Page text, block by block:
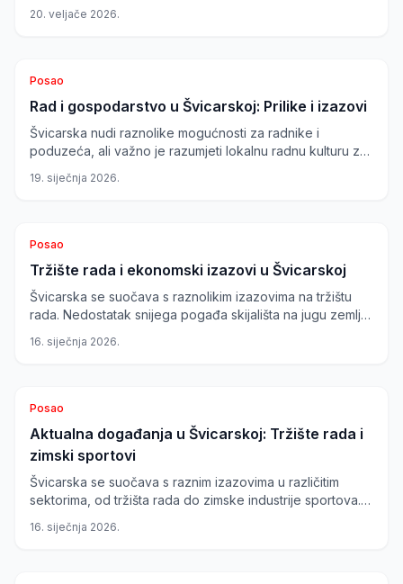
nova radna mjesta i jača ekonomski krajolik.
20. veljače 2026.
Posao
Rad i gospodarstvo u Švicarskoj: Prilike i izazovi
Švicarska nudi raznolike mogućnosti za radnike i
poduzeća, ali važno je razumjeti lokalnu radnu kulturu za
porezima, dok Denner širi svoju mrežu trgovina i
19. siječnja 2026.
Posao
Tržište rada i ekonomski izazovi u Švicarskoj
Švicarska se suočava s raznolikim izazovima na tržištu
rada. Nedostatak snijega pogađa skijališta na jugu zemlje,
inicijativi za poboljšanje uvjeta rada medicinskih sestara.
16. siječnja 2026.
Posao
Aktualna događanja u Švicarskoj: Tržište rada i
zimski sportovi
Švicarska se suočava s raznim izazovima u različitim
sektorima, od tržišta rada do zimske industrije sportova.
poboljšanje uvjeta rada u sestrinstvu oblikuju trenutnu
16. siječnja 2026.